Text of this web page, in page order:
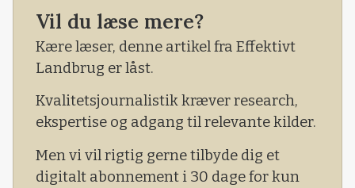
Vil du læse mere?
Kære læser, denne artikel fra Effektivt
Landbrug er låst.
Kvalitetsjournalistik kræver research,
ekspertise og adgang til relevante kilder.
Men vi vil rigtig gerne tilbyde dig et
digitalt abonnement i 30 dage for kun